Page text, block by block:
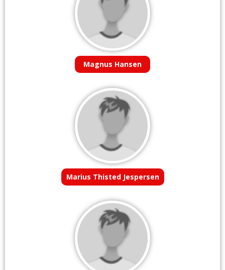
Magnus Hansen
Marius Thisted Jespersen